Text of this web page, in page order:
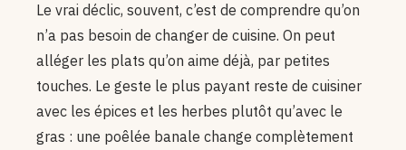
Le vrai déclic, souvent, c’est de comprendre qu’on
n’a pas besoin de changer de cuisine. On peut
alléger les plats qu’on aime déjà, par petites
touches. Le geste le plus payant reste de cuisiner
avec les épices et les herbes plutôt qu’avec le
gras : une poêlée banale change complètement